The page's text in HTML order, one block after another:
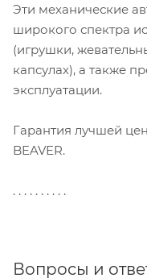
Эти механические
широкого спектра
(игрушки,
капсулах), а также
эксплуатации.
Гарантия лучшей
BEAVER.
. . . . . . . . . .
Вопросы и